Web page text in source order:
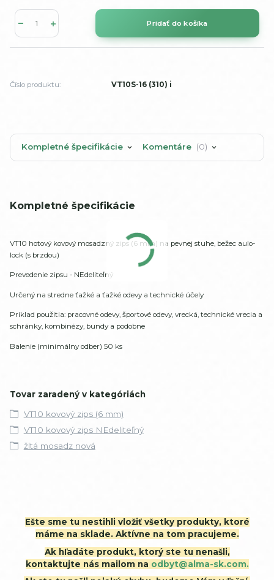
Pridať do košíka
Číslo produktu: VT10S-16 (310) i
Kompletné špecifikácie Komentáre 0
Kompletné špecifikácie
VT10 hotový kovový mosadzný zips (6 mm) na pevnej stuhe, bežec aulo-
lock (s brzdou)
Prevedenie zipsu - NEdeliteľný
Určený na stredne ťažké a ťažké odevy a technické účely
Príklad použitia: pracovné odevy, športové odevy, vrecká, technické vrecia a
schránky, kombinézy, bundy a podobne
Balenie (minimálny odber) 50 ks
Tovar zaradený v kategóriách
VT10 kovový zips (6 mm)
VT10 kovový zips NEdeliteľný
žltá mosadz nová
Ešte sme tu nestihli vložiť všetky produkty, ktoré
máme na sklade. Aktívne na tom pracujeme.
Ak hľadáte produkt, ktorý ste tu nenašli,
kontaktujte nás mailom na odbyt@alma-sk.com.